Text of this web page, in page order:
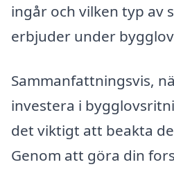
ingår och vilken typ av
erbjuder under
Sammanfattningsvis,
investera i
det viktigt att beakta
Genom att göra din